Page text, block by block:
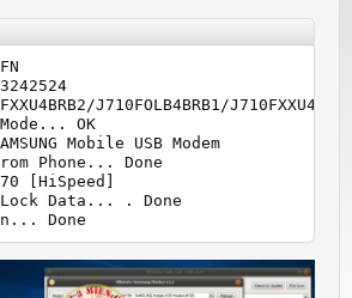
J710FOLB4BRB1/
OK
Mobile USB Modem
Phone... Done
[HiSpeed]
Data... . Done
Done